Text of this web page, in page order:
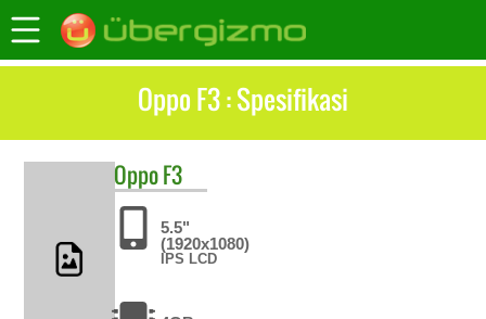
Oppo F3 : Spesifikasi
OppoF3
5.5"
(1920x1080)
IPS LCD